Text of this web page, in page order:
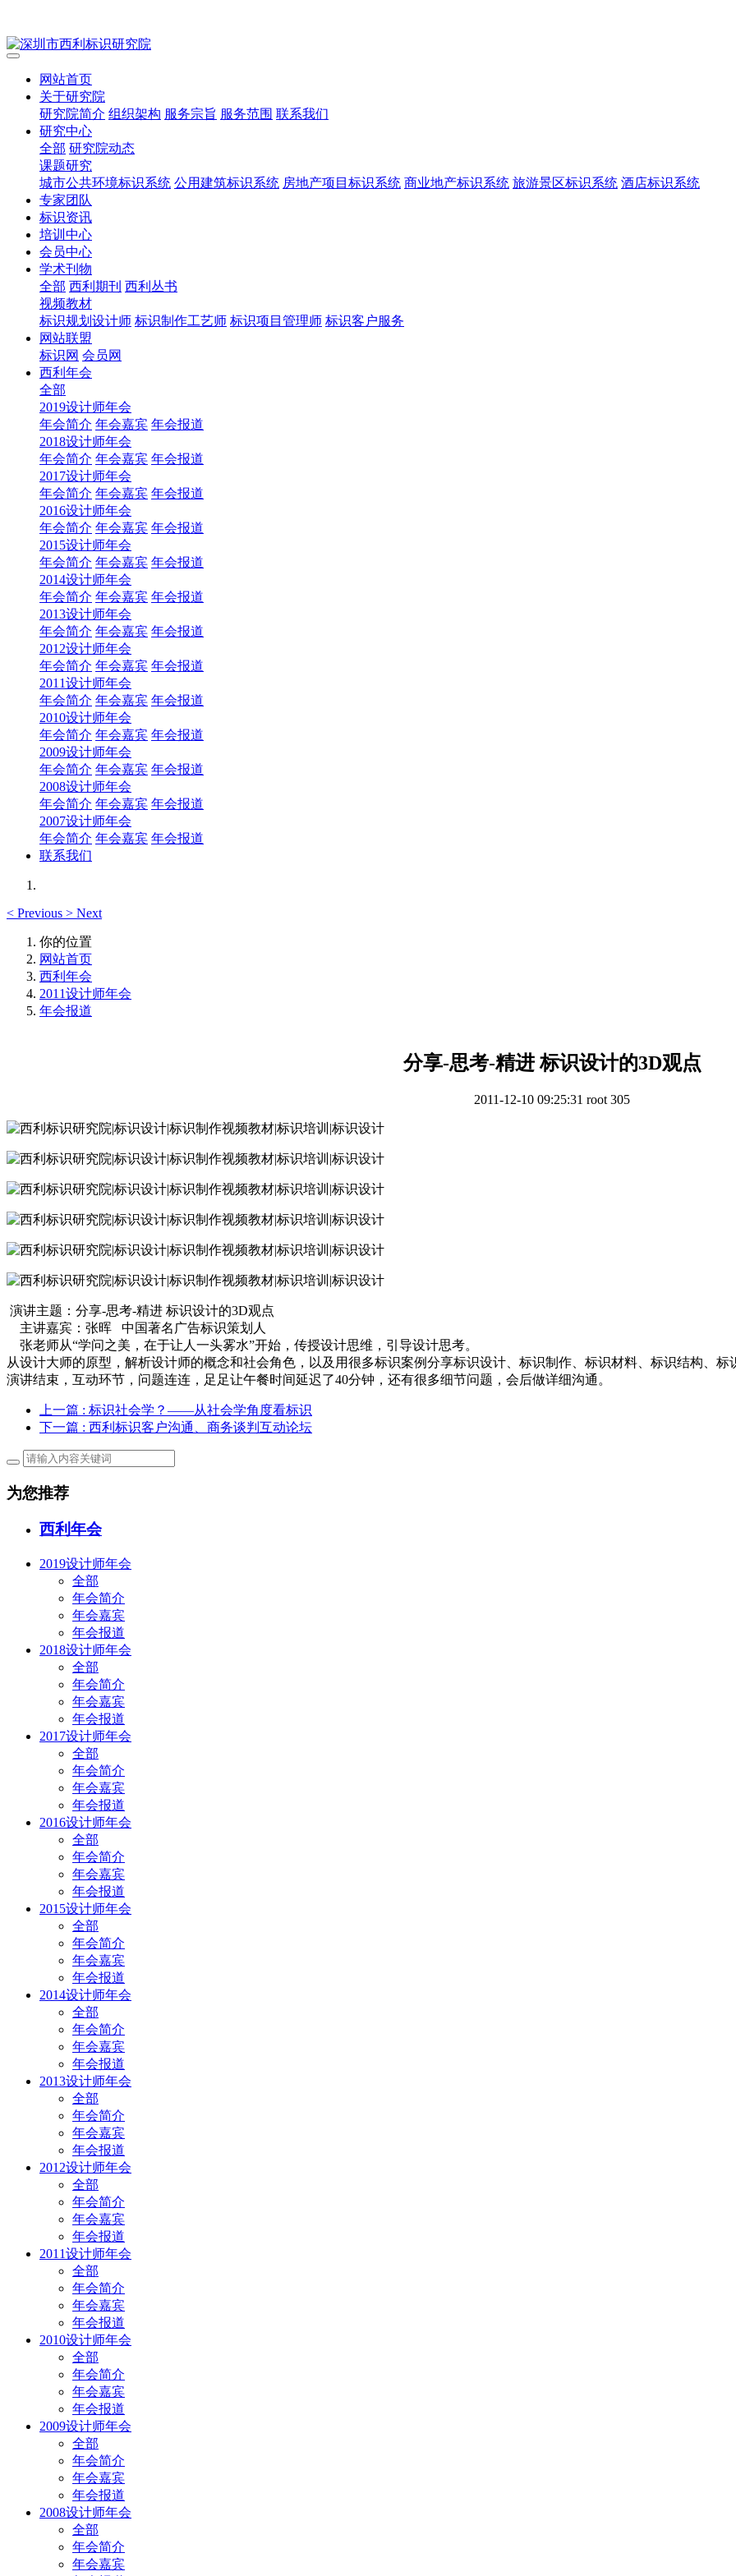
网站首页
关于研究院
研究院简介 组织架构 服务宗旨 服务范围 联系我们
研究中心
全部 研究院动态
课题研究
城市公共环境标识系统 公用建筑标识系统 房地产项目标识系统 商业地产标识系统 旅游景区标识系统 酒店标识系统
专家团队
标识资讯
培训中心
会员中心
学术刊物
全部 西利期刊 西利丛书
视频教材
标识规划设计师 标识制作工艺师 标识项目管理师 标识客户服务
网站联盟
标识网 会员网
西利年会
全部
2019设计师年会
年会简介 年会嘉宾 年会报道
2018设计师年会
年会简介 年会嘉宾 年会报道
2017设计师年会
年会简介 年会嘉宾 年会报道
2016设计师年会
年会简介 年会嘉宾 年会报道
2015设计师年会
年会简介 年会嘉宾 年会报道
2014设计师年会
年会简介 年会嘉宾 年会报道
2013设计师年会
年会简介 年会嘉宾 年会报道
2012设计师年会
年会简介 年会嘉宾 年会报道
2011设计师年会
年会简介 年会嘉宾 年会报道
2010设计师年会
年会简介 年会嘉宾 年会报道
2009设计师年会
年会简介 年会嘉宾 年会报道
2008设计师年会
年会简介 年会嘉宾 年会报道
2007设计师年会
年会简介 年会嘉宾 年会报道
联系我们
< Previous > Next
你的位置
网站首页
西利年会
2011设计师年会
年会报道
分享-思考-精进 标识设计的3D观点
2011-12-10 09:25:31 root 305
演讲主题：分享-思考-精进 标识设计的3D观点
主讲嘉宾：张晖 中国著名广告标识策划人
张老师从“学问之美，在于让人一头雾水”开始，传授设计思维，引导设计思考。
从设计大师的原型，解析设计师的概念和社会角色，以及用很多标识案例分享标识设计、标识制作、标识材料、标识结构、标
演讲结束，互动环节，问题连连，足足让午餐时间延迟了40分钟，还有很多细节问题，会后做详细沟通。
上一篇 : 标识社会学？——从社会学角度看标识
下一篇 : 西利标识客户沟通、商务谈判互动论坛
为您推荐
西利年会
2019设计师年会
全部
年会简介
年会嘉宾
年会报道
2018设计师年会
全部
年会简介
年会嘉宾
年会报道
2017设计师年会
全部
年会简介
年会嘉宾
年会报道
2016设计师年会
全部
年会简介
年会嘉宾
年会报道
2015设计师年会
全部
年会简介
年会嘉宾
年会报道
2014设计师年会
全部
年会简介
年会嘉宾
年会报道
2013设计师年会
全部
年会简介
年会嘉宾
年会报道
2012设计师年会
全部
年会简介
年会嘉宾
年会报道
2011设计师年会
全部
年会简介
年会嘉宾
年会报道
2010设计师年会
全部
年会简介
年会嘉宾
年会报道
2009设计师年会
全部
年会简介
年会嘉宾
年会报道
2008设计师年会
全部
年会简介
年会嘉宾